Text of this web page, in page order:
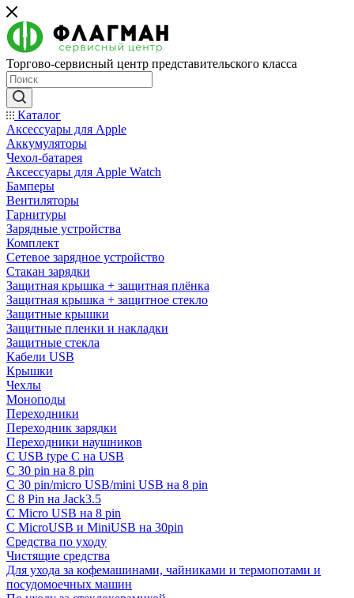
Торгово-сервисный центр представительского класса
Каталог
Аксессуары для Apple
Аккумуляторы
Чехол-батарея
Аксессуары для Apple Watch
Бамперы
Вентиляторы
Гарнитуры
Зарядные устройства
Комплект
Сетевое зарядное устройство
Стакан зарядки
Защитная крышка + защитная плёнка
Защитная крышка + защитное стекло
Защитные крышки
Защитные пленки и накладки
Защитные стекла
Кабели USB
Крышки
Чехлы
Моноподы
Переходники
Переходник зарядки
Переходники наушников
С USB type C на USB
С 30 pin на 8 pin
С 30 pin/micro USB/mini USB на 8 pin
С 8 Pin на Jack3.5
С Micro USB на 8 pin
С MicroUSB и MiniUSB на 30pin
Средства по уходу
Чистящие средства
Для ухода за кофемашинами, чайниками и термопотами и
посудомоечных машин